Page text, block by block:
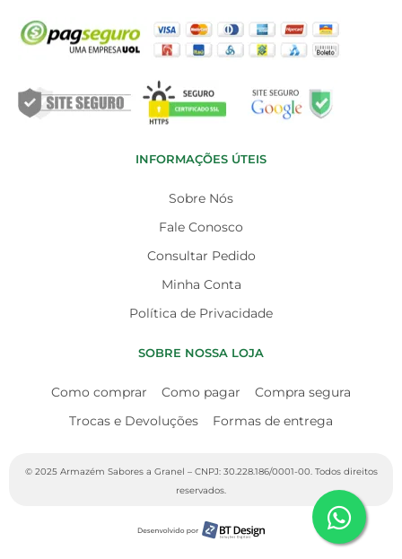
INFORMAÇÕES ÚTEIS
Sobre Nós
Fale Conosco
Consultar Pedido
Minha Conta
Política de Privacidade
SOBRE NOSSA LOJA
Como comprar Como pagar
Compra segura
Trocas e Devoluções
Formas de entrega
© 2025 Armazém Sabores a Granel – CNPJ: 30.228.186/0001-00. Todos direitos
reservados.